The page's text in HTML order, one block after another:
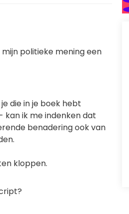
politieke mening een
die in je boek hebt
- kan ik me indenken dat
benadering ook van
kloppen.